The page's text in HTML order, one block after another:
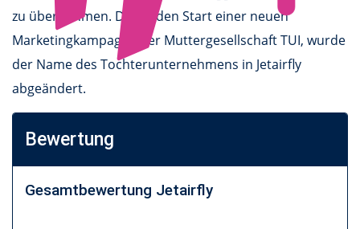
zu übernehmen. Durch den Start einer neuen
Marketingkampagne der Muttergesellschaft TUI, wurde
der Name des Tochterunternehmens in Jetairfly
abgeändert.
Bewertung
Gesamtbewertung Jetairfly